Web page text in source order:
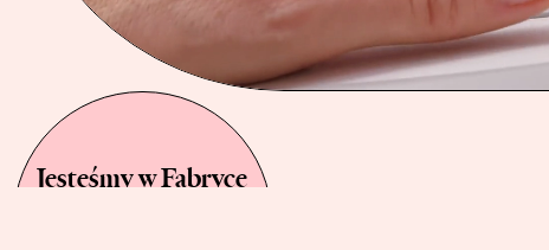
Jesteśmy w Fabryce